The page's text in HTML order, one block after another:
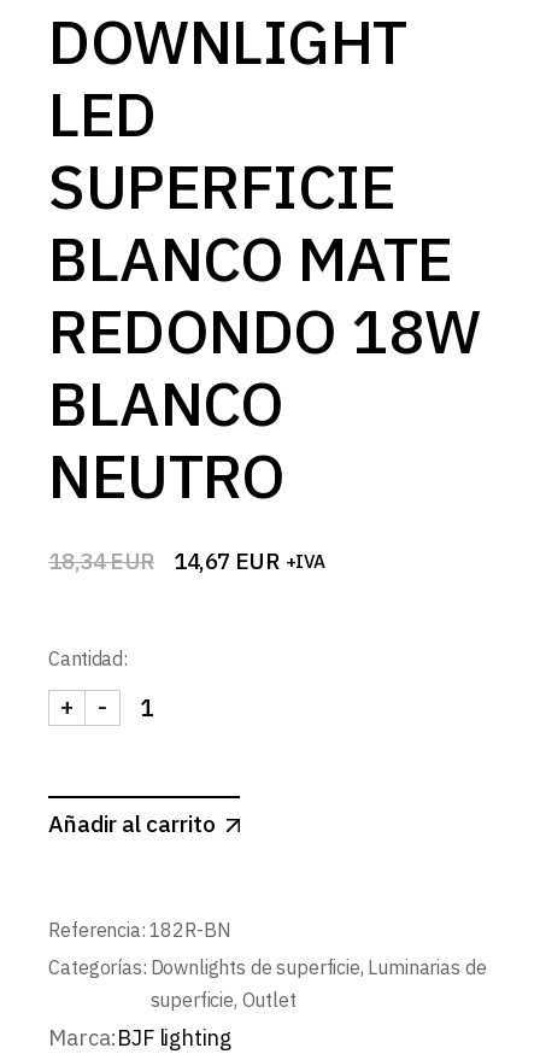
DOWNLIGHT
LED
SUPERFICIE
BLANCO MATE
REDONDO 18W
BLANCO
NEUTRO
18,34EUR
El
18,34 EUR.
14,67 EUR
El
14,67 EUR.
+IVA
Cantidad:
DOWNLIGHT LED SUPERFICIE BLANCO MATE
-
+
Añadir al carrito
Referencia: 182R-BN
Categorías: Downlights de superficie, Luminarias de
superficie, Outlet
Marca:BJF lighting